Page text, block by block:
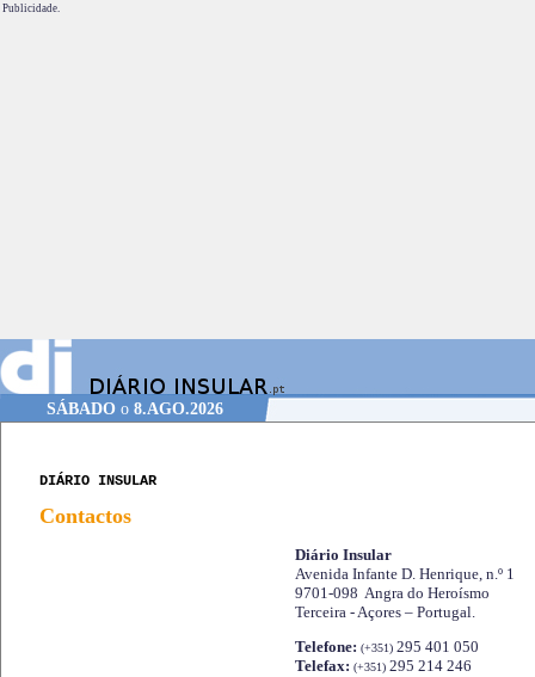
Publicidade.
SÁBADOo 8.AGO.2026
DIÁRIO INSULAR
Contactos
Diário Insular
Avenida Infante D. Henrique, n.º 1
9701-098 Angra do Heroísmo
Terceira - Açores – Portugal.
Telefone: (+351) 295 401 050
Telefax: (+351) 295 214 246